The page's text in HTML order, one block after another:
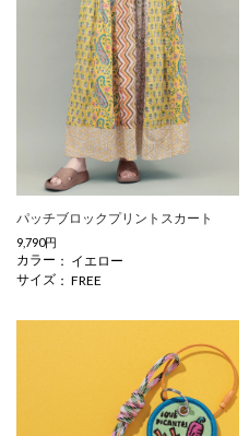
パッチブロックプリントスカート
9,790円
カラー
イエロー
サイズ
FREE